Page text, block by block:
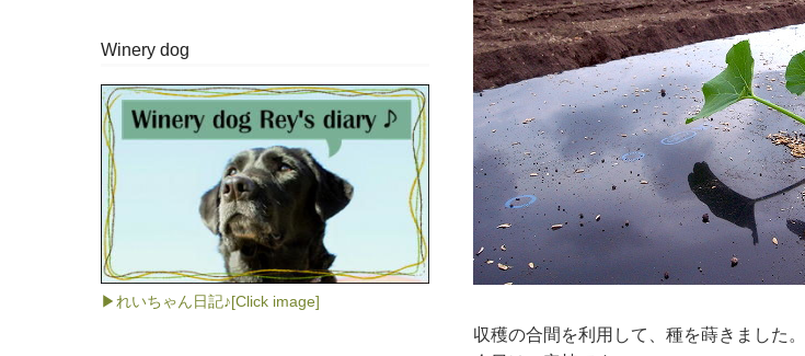
収穫の合間を利用して、種を蒔きました。
Winery dog
▶れいちゃん日記♪[Click image]